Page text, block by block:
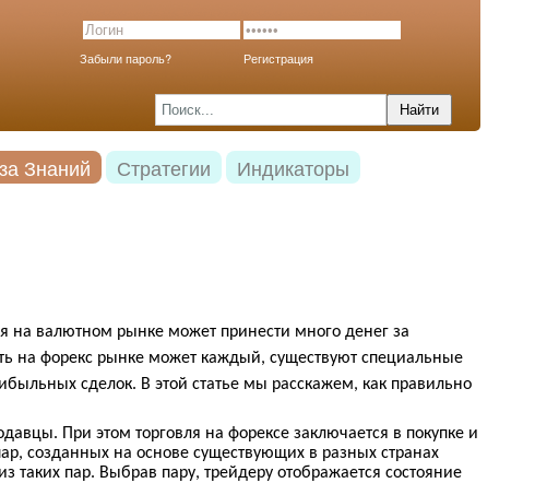
Забыли пароль? Регистрация
Знаний Стратегии Индикаторы
на валютном рынке может принести много денег за
на форекс рынке может каждый, существуют специальные
сделок. В этой статье мы расскажем, как правильно
При этом торговля на форексе заключается в покупке и
созданных на основе существующих в разных странах
таких пар. Выбрав пару, трейдеру отображается состояние